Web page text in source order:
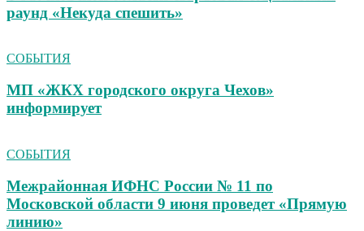
раунд «Некуда спешить»
СОБЫТИЯ
МП «ЖКХ городского округа Чехов»
информирует
СОБЫТИЯ
Межрайонная ИФНС России № 11 по
Московской области 9 июня проведет «Прямую
линию»